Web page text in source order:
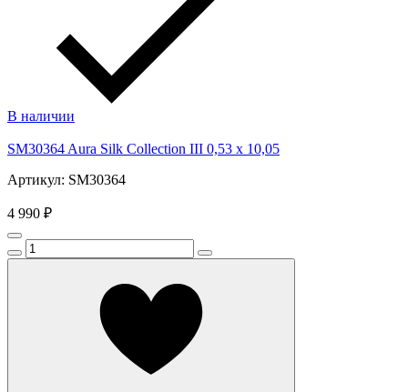
В наличии
SM30364 Aura Silk Collection III 0,53 x 10,05
Артикул: SM30364
4 990 ₽